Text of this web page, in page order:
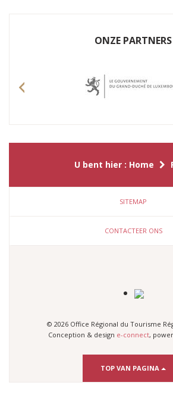
ONZE PARTNERS
U bent hier : Home
SITEMAP
CONTACTEER ONS
© 2026 Office Régional du Tourisme
Conception & design e-connect,
TOP VAN PAGINA